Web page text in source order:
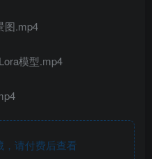
图.mp4
模型.mp4
请付费后查看